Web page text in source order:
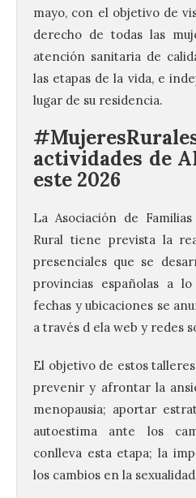
mayo, con el objetivo de
derecho de todas las
atención sanitaria de
las etapas de la vida, e
lugar de su residencia.
actividades de
este 2026
La Asociación de
Rural tiene prevista la
presenciales que se
provincias españolas a
fechas y ubicaciones se
a través d ela web y redes
El objetivo de estos
prevenir y afrontar la
menopausia; aportar
autoestima ante los
conlleva esta etapa; la
los cambios en la